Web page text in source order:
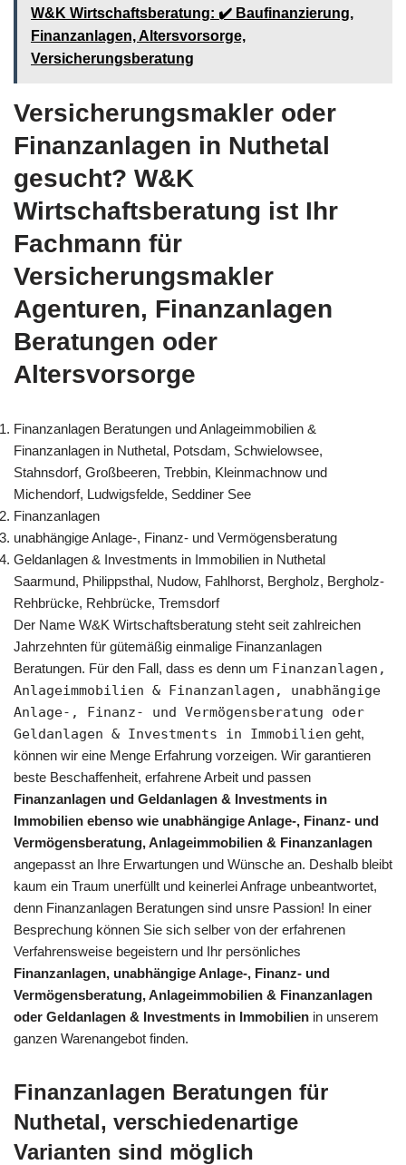
W&K Wirtschaftsberatung: ✔️ Baufinanzierung,
Finanzanlagen, Altersvorsorge,
Versicherungsberatung
Versicherungsmakler oder
Finanzanlagen in Nuthetal
gesucht? W&K
Wirtschaftsberatung ist Ihr
Fachmann für
Versicherungsmakler
Agenturen, Finanzanlagen
Beratungen oder
Altersvorsorge
Finanzanlagen Beratungen und Anlageimmobilien &
Finanzanlagen in Nuthetal, Potsdam, Schwielowsee,
Stahnsdorf, Großbeeren, Trebbin, Kleinmachnow und
Michendorf, Ludwigsfelde, Seddiner See
Finanzanlagen
unabhängige Anlage-, Finanz- und Vermögensberatung
Geldanlagen & Investments in Immobilien in Nuthetal
Saarmund, Philippsthal, Nudow, Fahlhorst, Bergholz, Bergholz-
Rehbrücke, Rehbrücke, Tremsdorf
Der Name W&K Wirtschaftsberatung steht seit zahlreichen
Jahrzehnten für gütemäßig einmalige Finanzanlagen
Beratungen. Für den Fall, dass es denn um Finanzanlagen,
Anlageimmobilien & Finanzanlagen, unabhängige
Anlage-, Finanz- und Vermögensberatung oder
Geldanlagen & Investments in Immobilien geht,
können wir eine Menge Erfahrung vorzeigen. Wir garantieren
beste Beschaffenheit, erfahrene Arbeit und passen
Finanzanlagen und Geldanlagen & Investments in
Immobilien ebenso wie unabhängige Anlage-, Finanz- und
Vermögensberatung, Anlageimmobilien & Finanzanlagen
angepasst an Ihre Erwartungen und Wünsche an. Deshalb bleibt
kaum ein Traum unerfüllt und keinerlei Anfrage unbeantwortet,
denn Finanzanlagen Beratungen sind unsre Passion! In einer
Besprechung können Sie sich selber von der erfahrenen
Verfahrensweise begeistern und Ihr persönliches
Finanzanlagen, unabhängige Anlage-, Finanz- und
Vermögensberatung, Anlageimmobilien & Finanzanlagen
oder Geldanlagen & Investments in Immobilien in unserem
ganzen Warenangebot finden.
Finanzanlagen Beratungen für
Nuthetal, verschiedenartige
Varianten sind möglich